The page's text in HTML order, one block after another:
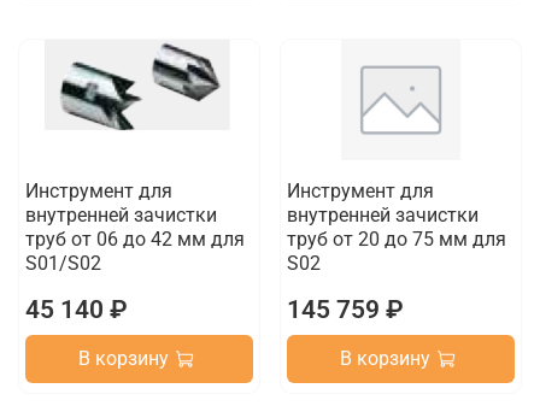
Инструмент для
внутренней зачистки
труб от 06 до 42 мм для
S01/S02
45 140 ₽
В корзину
Инструмент для
внутренней зачистки
труб от 20 до 75 мм для
S02
145 759 ₽
В корзину